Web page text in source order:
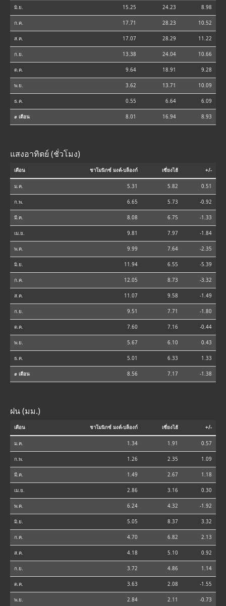
มิ.ย. 15.25 24.23 8.98
ก.ค. 17.71 28.23 10.52
ส.ค. 17.07 28.29 11.22
ก.ย. 13.38 24.04 10.66
ต.ค. 9.64 18.91 9.28
พ.ย. 3.62 13.71 10.09
ธ.ค. 0.55 6.64 6.09
⌀ เดือน 8.01 16.94 8.93
แสงอาทิตย์ (ชั่วโมง)
เดือน ชาโมนิกซ์ มงต์-บล็องก์ เซี่ยงไฮ้ +/-
ม.ค. 5.31 5.82 0.51
ก.พ. 6.65 5.73 -0.92
มี.ค. 8.08 6.75 -1.33
เม.ย. 9.81 7.97 -1.84
พ.ค. 9.99 7.64 -2.35
มิ.ย. 11.94 6.55 -5.39
ก.ค. 12.05 8.73 -3.32
ส.ค. 11.07 9.58 -1.49
ก.ย. 9.51 7.71 -1.80
ต.ค. 7.60 7.16 -0.44
พ.ย. 5.67 6.10 0.43
ธ.ค. 5.01 6.33 1.33
⌀ เดือน 8.56 7.17 -1.38
ฝน (มม.)
เดือน ชาโมนิกซ์ มงต์-บล็องก์ เซี่ยงไฮ้ +/-
ม.ค. 1.34 1.91 0.57
ก.พ. 1.26 2.35 1.09
มี.ค. 1.49 2.67 1.18
เม.ย. 2.86 3.16 0.30
พ.ค. 6.24 4.32 -1.92
มิ.ย. 5.05 8.37 3.32
ก.ค. 4.70 6.82 2.13
ส.ค. 4.18 5.10 0.92
ก.ย. 3.72 4.86 1.14
ต.ค. 3.63 2.08 -1.55
พ.ย. 2.84 2.11 -0.73